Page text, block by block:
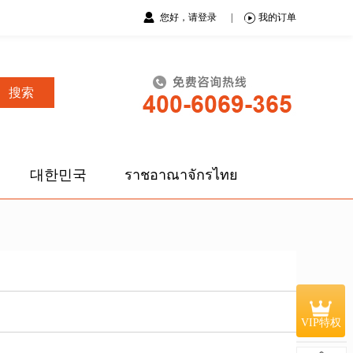
您好，请登录 我的订单
搜索
대한민국 ราชอาณาจักรไทย
VIP特权